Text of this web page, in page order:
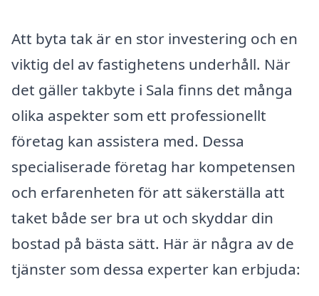
Att byta tak är en stor investering och en
viktig del av fastighetens underhåll. När
det gäller takbyte i Sala finns det många
olika aspekter som ett professionellt
företag kan assistera med. Dessa
specialiserade företag har kompetensen
och erfarenheten för att säkerställa att
taket både ser bra ut och skyddar din
bostad på bästa sätt. Här är några av de
tjänster som dessa experter kan erbjuda: